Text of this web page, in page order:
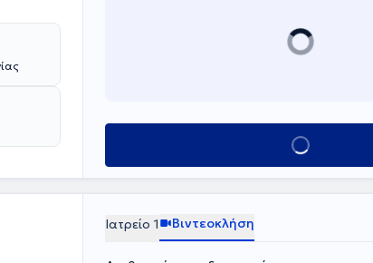
Κλείσε ραντεβού
Ιατρείο 1 Βιντεοκλήση